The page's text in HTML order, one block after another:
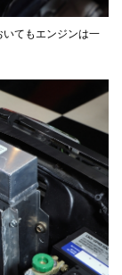
てもエンジンは一